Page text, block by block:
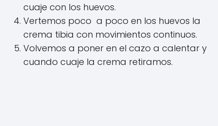
cuaje con los huevos.
Vertemos poco a poco en los huevos la
crema tibia con movimientos continuos.
Volvemos a poner en el cazo a calentar y
cuando cuaje la crema retiramos.